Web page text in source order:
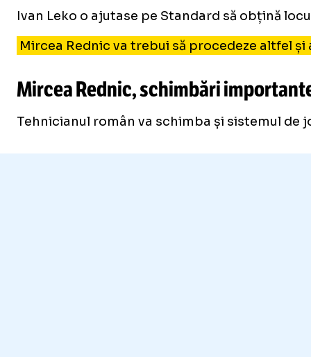
Ivan Leko o ajutase pe Standard să obțină
Mircea Rednic va trebui să procedeze altfel
Mircea Rednic, schimbări
Tehnicianul român va schimba și sistemul de